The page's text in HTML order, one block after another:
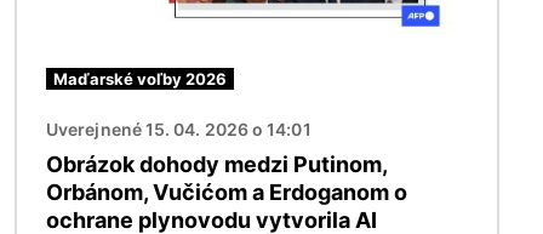
Maďarské voľby 2026
Uverejnené 15. 04. 2026 o 14:01
Obrázok dohody medzi Putinom,
Orbánom, Vučićom a Erdoganom o
ochrane plynovodu vytvorila AI